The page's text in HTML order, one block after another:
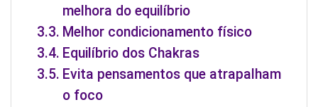
melhora do equilíbrio
Melhor condicionamento físico
Equilíbrio dos Chakras
Evita pensamentos que atrapalham
o foco